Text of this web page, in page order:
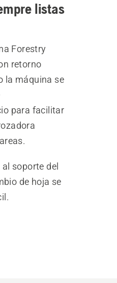
listas
Forestry
retorno
la máquina se
para facilitar
soporte del
de hoja se